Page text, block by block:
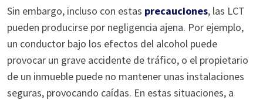
Sin embargo, incluso con estas precauciones, las LCT
pueden producirse por negligencia ajena. Por ejemplo,
un conductor bajo los efectos del alcohol puede
provocar un grave accidente de tráfico, o el propietario
de un inmueble puede no mantener unas instalaciones
seguras, provocando caídas. En estas situaciones, a